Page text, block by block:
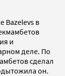
Вazelevs в
и
деле. По
сделал
он.